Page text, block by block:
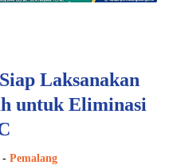
Laksanakan
untuk Eliminasi
- Pemalang